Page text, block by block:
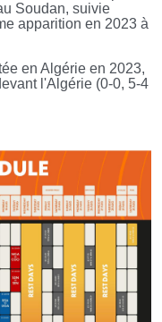
Soudan, suivie
apparition en 2023 à
en Algérie en 2023,
l'Algérie (0-0, 5-4